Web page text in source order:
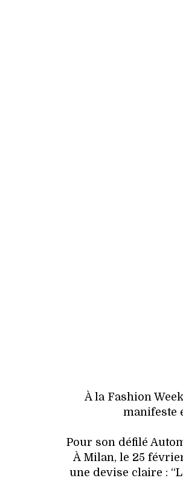
À la Fashion
manifeste
Pour son défilé
À Milan, le 25
une devise claire :